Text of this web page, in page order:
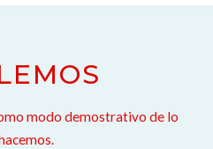
modo demostrativo de lo